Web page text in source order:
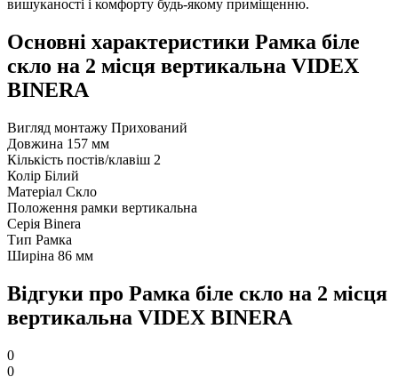
вишуканості і комфорту будь-якому приміщенню.
Основні характеристики Рамка біле
скло на 2 місця вертикальна VIDEX
BINERA
Вигляд монтажу Прихований
Довжина 157 мм
Кількість постів/клавіш 2
Колір Білий
Матеріал Скло
Положення рамки вертикальна
Серія Binera
Тип Рамка
Ширіна 86 мм
Відгуки про Рамка біле скло на 2 місця
вертикальна VIDEX BINERA
0
0